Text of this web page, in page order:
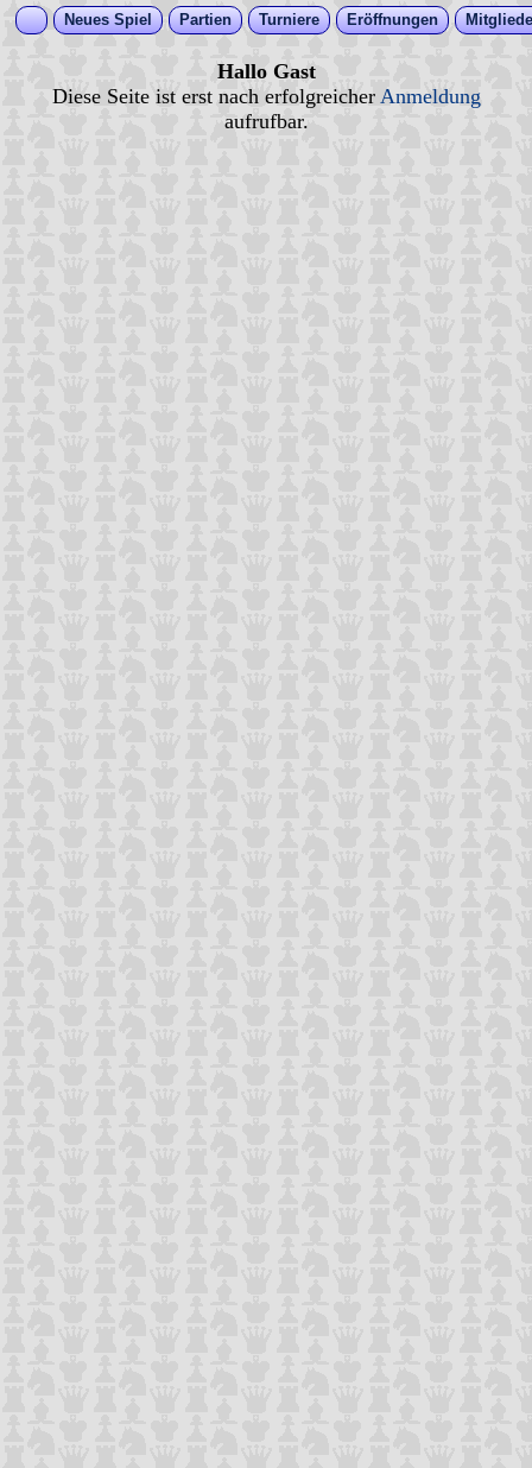
Neues Spiel Partien Turniere Eröffnungen
Hallo Gast
Diese Seite ist erst nach erfolgreicher Anmeldung
aufrufbar.